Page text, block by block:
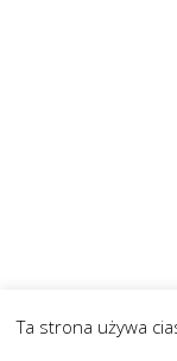
Ta strona używa